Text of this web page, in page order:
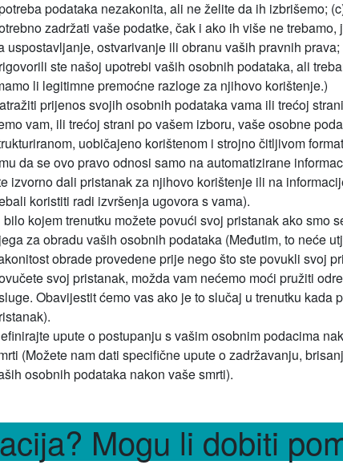
podataka nezakonita, ali ne želite da ih izbrišemo;
zadržati vaše podatke, čak i ako ih više ne trebamo,
uspostavljanje, ostvarivanje ili obranu vaših pravnih prava;
ste našoj upotrebi vaših osobnih podataka, ali
li legitimne premoćne razloge za njihovo korištenje.)
prijenos svojih osobnih podataka vama ili trećoj
vam, ili trećoj strani po vašem izboru, vaše osobne
uobičajeno korištenom i strojno čitljivom
da se ovo pravo odnosi samo na automatizirane
izvorno dali pristanak za njihovo korištenje ili na
koristiti radi izvršenja ugovora s vama).
bilo kojem trenutku možete povući svoj pristanak ako smo
za obradu vaših osobnih podataka (Međutim, to neće
obrade provedene prije nego što ste povukli svoj
svoj pristanak, možda vam nećemo moći pružiti
Obavijestit ćemo vas ako je to slučaj u trenutku kada
upute o postupanju s vašim osobnim podacima
(Možete nam dati specifične upute o zadržavanju,
osobnih podataka nakon vaše smrti).
Mogu li dobiti